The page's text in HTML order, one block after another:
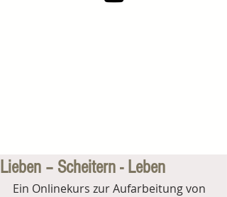
Lieben – Scheitern - Leben
Ein Onlinekurs zur Aufarbeitung von